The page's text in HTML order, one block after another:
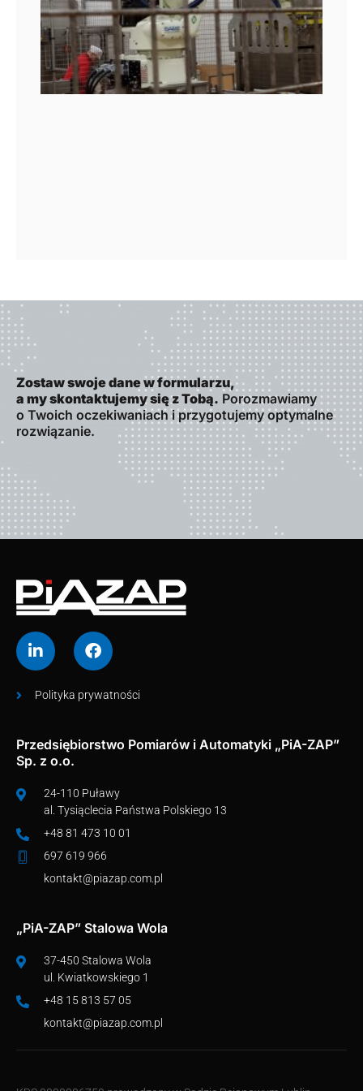
Zostaw swoje dane w formularzu,
a my skontaktujemy się z Tobą. Porozmawiamy
o Twoich oczekiwaniach i przygotujemy optymalne
rozwiązanie.
Polityka prywatności
Przedsiębiorstwo Pomiarów i Automatyki „PiA-ZAP”
Sp. z o.o.
24-110 Puławy
al. Tysiąclecia Państwa Polskiego 13
+48 81 473 10 01
697 619 966
kontakt@piazap.com.pl
„PiA-ZAP” Stalowa Wola
37-450 Stalowa Wola
ul. Kwiatkowskiego 1
+48 15 813 57 05
kontakt@piazap.com.pl